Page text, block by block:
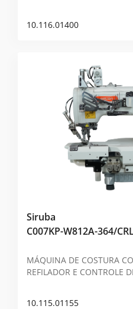
10.116.01400
Siruba
C007KP-W812A-364/
MÁQUINA DE COSTURA
REFILADOR E CONTROLE
10.115.01155